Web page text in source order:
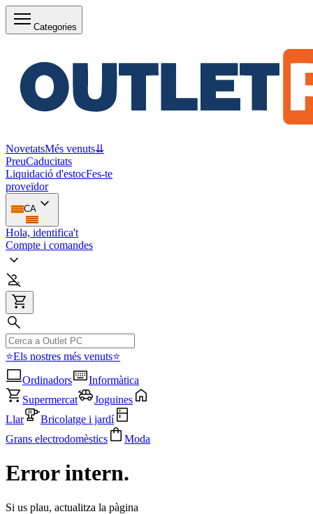
Categories
NovetatsMés venuts⇊
PreuCaducitats
Liquidació d'estocFes-te
proveïdor
CA
Hola, identifica't
Compte i comandes
⭐Els nostres més venuts⭐
Ordinadors
Informàtica
Supermercat
Joguines
Llar
Bricolatge i jardí
Grans electrodomèstics
Moda
Error intern.
Si us plau, actualitza la pàgina